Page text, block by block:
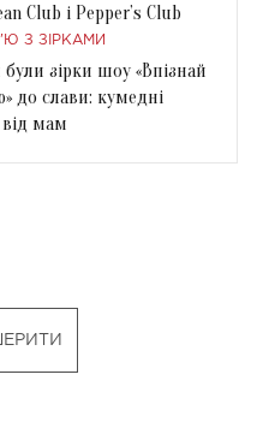
Club і Pepper’s Club
З ЗІРКАМИ
зірки шоу «Впізнай
до слави: кумедні
від мам